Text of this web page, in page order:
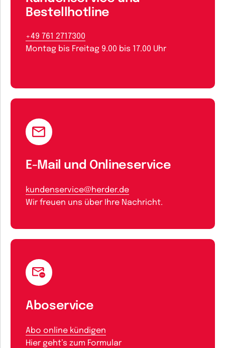
Bestellhotline
+49 761 2717300
Montag bis Freitag 9.00 bis 17.00 Uhr
E-Mail und Onlineservice
kundenservice@herder.de
Wir freuen uns über Ihre Nachricht.
Aboservice
Abo online kündigen
Hier geht’s zum Formular